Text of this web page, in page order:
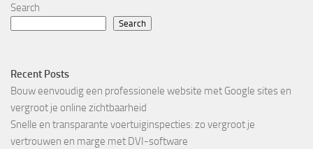
Search
Search
Recent Posts
Bouw eenvoudig een professionele website met Google sites en
vergroot je online zichtbaarheid
Snelle en transparante voertuiginspecties: zo vergroot je
vertrouwen en marge met DVI-software